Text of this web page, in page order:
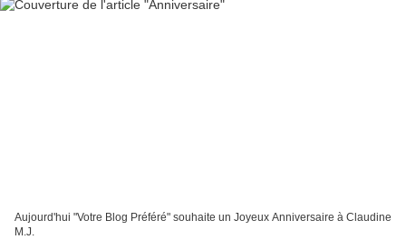
Aujourd'hui "Votre Blog Préféré" souhaite un Joyeux Anniversaire à Claudine
M.J.